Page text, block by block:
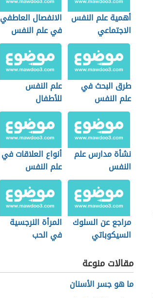
أهمية علم النفس
الاجتماعي
الانفصال العاطفي
في علم النفس
طرق البحث في
علم النفس
علم النفس
للأطفال
نشأة مدارس علم
النفس
أنواع العلاقات في
علم النفس
مراجع عن السلوك
السيكوباتي
المرأة النرجسية
في الحب
مقالات منوعة
ما هو جسر الأسنان